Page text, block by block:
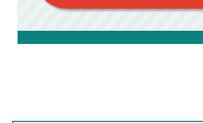
ありません。
このシミュレーターを
ますが、お借り入れの